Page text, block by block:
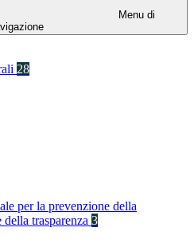
Menu di
28
per la prevenzione della
trasparenza 3